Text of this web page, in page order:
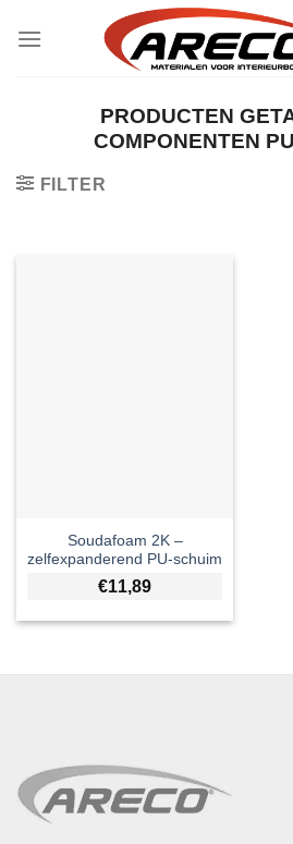
naar
PRODUCTEN
COMPONENTEN
FILTER
Soudafoam 2K –
zelfexpanderend PU-schuim
€11,89